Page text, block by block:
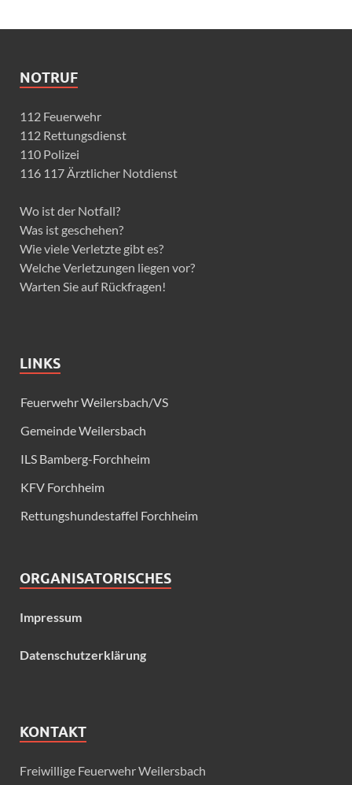
NOTRUF
112 Feuerwehr
112 Rettungsdienst
110 Polizei
116 117 Ärztlicher Notdienst
Wo ist der Notfall?
Was ist geschehen?
Wie viele Verletzte gibt es?
Welche Verletzungen liegen vor?
Warten Sie auf Rückfragen!
LINKS
Feuerwehr Weilersbach/VS
Gemeinde Weilersbach
ILS Bamberg-Forchheim
KFV Forchheim
Rettungshundestaffel Forchheim
ORGANISATORISCHES
Impressum
Datenschutzerklärung
KONTAKT
Freiwillige Feuerwehr Weilersbach